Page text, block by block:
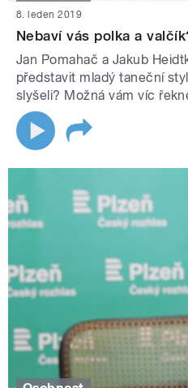
8. leden 2019
Nebaví vás polka a
Jan Pomahač a Jakub
představit mladý taneční
slyšeli? Možná vám víc